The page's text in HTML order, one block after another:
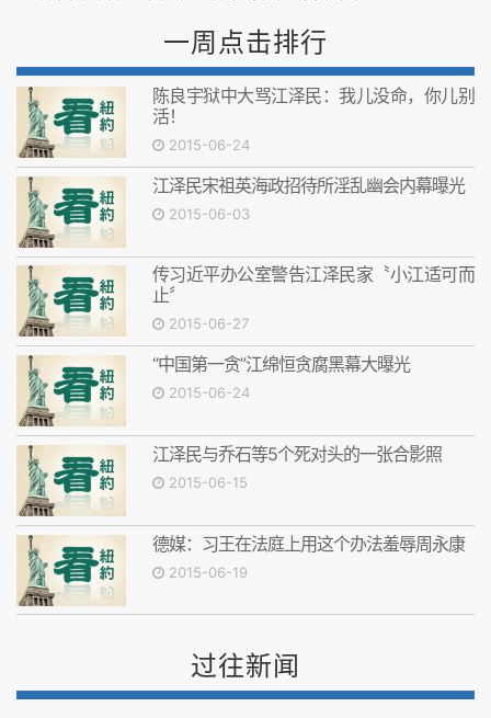
一周点击排行
陈良宇狱中大骂江泽民：我儿没命，你儿别
活！
2015-06-24
江泽民宋祖英海政招待所淫乱幽会内幕曝光
2015-06-03
传习近平办公室警告江泽民家〝小江适可而
止〞
2015-06-27
“中国第一贪”江绵恒贪腐黑幕大曝光
2015-06-24
江泽民与乔石等5个死对头的一张合影照
2015-06-15
德媒：习王在法庭上用这个办法羞辱周永康
2015-06-19
过往新闻